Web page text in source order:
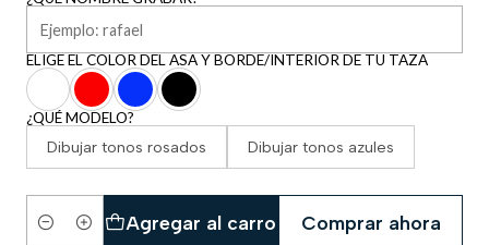
ELIGE EL COLOR DEL ASA Y BORDE/INTERIOR DE TU TAZA
¿QUÉ MODELO?
Dibujar tonos rosados Dibujar tonos azules
Cantidad
Agregar al carro Comprar ahora